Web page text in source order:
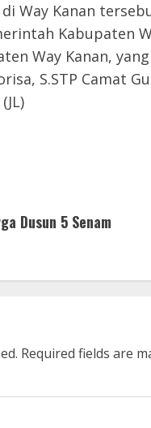
Way Kanan
Kabupaten
Way Kanan,
S.STP Camat
Dusun 5 Senam
Required fields are